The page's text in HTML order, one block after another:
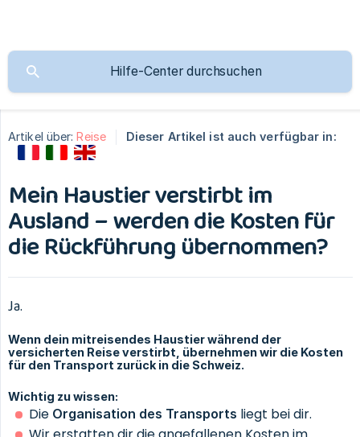
Artikel über: Reise Dieser Artikel ist auch verfügbar in:
Mein Haustier verstirbt im
Ausland – werden die Kosten für
die Rückführung übernommen?
Ja.
Wenn dein mitreisendes Haustier während der
versicherten Reise verstirbt, übernehmen wir die Kosten
für den Transport zurück in die Schweiz.
Wichtig zu wissen:
Die Organisation des Transports liegt bei dir.